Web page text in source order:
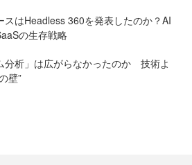
スはHeadless 360を発表したのか？AI
の生存戦略
分析」は広がらなかったのか 技術よ
壁”